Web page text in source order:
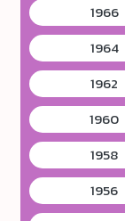
1966
1964
1962
1960
1958
1956